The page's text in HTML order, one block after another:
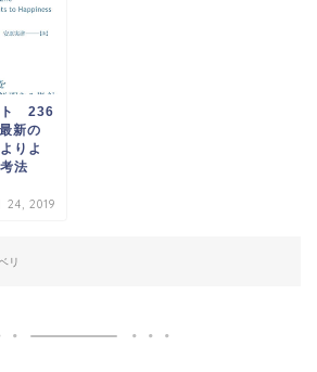
ト 236
新の
りよ
法
24, 2019
リ